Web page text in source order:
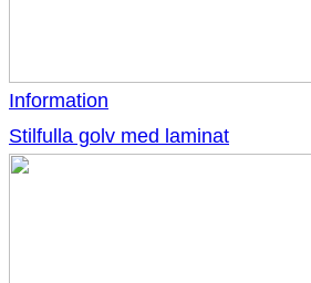
Information
Stilfulla golv med laminat